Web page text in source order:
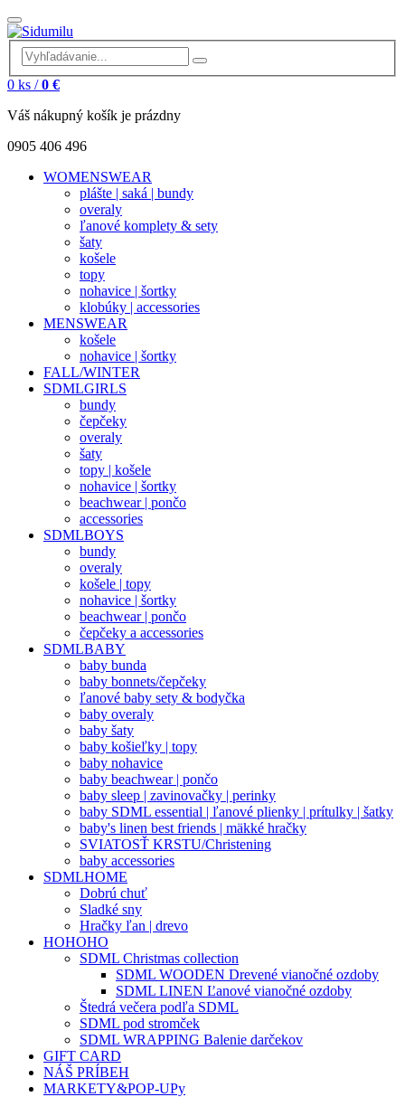
0 ks / 0 €
Váš nákupný košík je prázdny
0905 406 496
WOMENSWEAR
plášte | saká | bundy
overaly
ľanové komplety & sety
šaty
košele
topy
nohavice | šortky
klobúky | accessories
MENSWEAR
košele
nohavice | šortky
FALL/WINTER
SDMLGIRLS
bundy
čepčeky
overaly
šaty
topy | košele
nohavice | šortky
beachwear | pončo
accessories
SDMLBOYS
bundy
overaly
košele | topy
nohavice | šortky
beachwear | pončo
čepčeky a accessories
SDMLBABY
baby bunda
baby bonnets/čepčeky
ľanové baby sety & bodyčka
baby overaly
baby šaty
baby košieľky | topy
baby nohavice
baby beachwear | pončo
baby sleep | zavinovačky | perinky
baby SDML essential | ľanové plienky | prítulky | šatky
baby's linen best friends | mäkké hračky
SVIATOSŤ KRSTU/Christening
baby accessories
SDMLHOME
Dobrú chuť
Sladké sny
Hračky ľan | drevo
HOHOHO
SDML Christmas collection
SDML WOODEN Drevené vianočné ozdoby
SDML LINEN Ľanové vianočné ozdoby
Štedrá večera podľa SDML
SDML pod stromček
SDML WRAPPING Balenie darčekov
GIFT CARD
NÁŠ PRÍBEH
MARKETY&POP-UPy